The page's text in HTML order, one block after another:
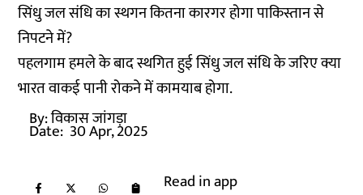
सिंधु जल संधि का स्थगन कितना कारगर होगा पाकिस्तान से
निपटने में?
पहलगाम हमले के बाद स्थगित हुई सिंधु जल संधि के जरिए क्या
भारत वाकई पानी रोकने में कामयाब होगा.
By:विकास जांगड़ा
Date: 30 Apr, 2025
Read in app